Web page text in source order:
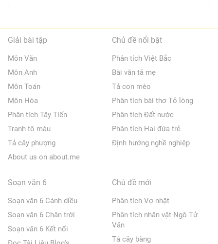
Giải bài tập
Môn Văn
Môn Anh
Môn Toán
Môn Hóa
Phân tích Tây Tiến
Tranh tô màu
Tả cây phượng
About us on about.me
Chủ đề nổi bật
Phân tích Việt Bắc
Bài văn tả mẹ
Tả con mèo
Phân tích bài thơ Tỏ lòng
Phân tích Đất nước
Phân tích Hai đứa trẻ
Định hướng nghề nghiệp
Soạn văn 6
Soạn văn 6 Cánh diều
Soạn văn 6 Chân trời
Soạn văn 6 Kết nối
Chủ đề mới
Phân tích Vợ nhặt
Phân tích nhân vật Ngô Tử
Văn
Tả cây bàng